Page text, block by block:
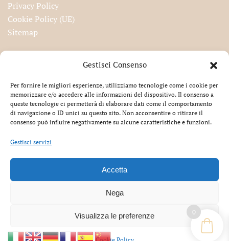
Gestisci Consenso
Per fornire le migliori esperienze, utilizziamo tecnologie come i cookie per
memorizzare e/o accedere alle informazioni del dispositivo. Il consenso a
queste tecnologie ci permetterà di elaborare dati come il comportamento
di navigazione o ID unici su questo sito. Non acconsentire o ritirare il
consenso può influire negativamente su alcune caratteristiche e funzioni.
Gestisci servizi
Accetta
Nega
Visualizza le preferenze
Privacy Policy
Cookie Policy (UE)
Sitemap
Accetto la privacy
All Rights Reserved | EKART S.r.l. – Via
info@cartiamo.it
Iscr. Rea PT 193572 – Codice Univoco 5RU082D | Cap. Soc.
0